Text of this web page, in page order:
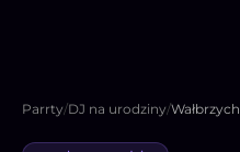
Parrty/DJ na urodziny/Wałbrzych